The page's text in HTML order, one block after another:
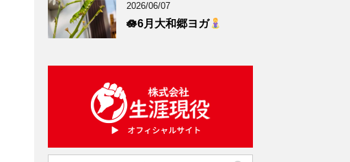
2026/06/07
🪷6月大和郷ヨガ